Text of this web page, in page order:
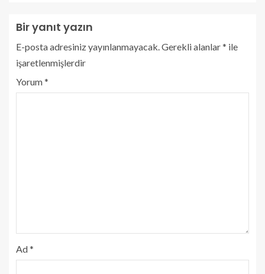
Bir yanıt yazın
E-posta adresiniz yayınlanmayacak.Gerekli alanlar* ile
işaretlenmişlerdir
Yorum*
Ad*